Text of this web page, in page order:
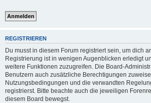
REGISTRIEREN
Du musst in diesem Forum registriert sein, um dich
Registrierung ist in wenigen Augenblicken erledigt
weitere Funktionen zuzugreifen. Die Board-
Benutzern auch zusätzliche Berechtigungen
Nutzungsbedingungen und die verwandten
registrierst. Bitte beachte auch die jeweiligen
diesem Board bewegst.